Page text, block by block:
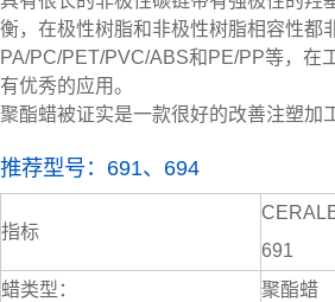
衡，在极性树脂和非极性树脂相容性都
PA/PC/PET/PVC/ABS和PE/PP等，在
有优秀的应用。
聚酯蜡被证实是一款很好的改善注塑加
推荐型号：691、694
指标
691
蜡类型：
聚酯蜡